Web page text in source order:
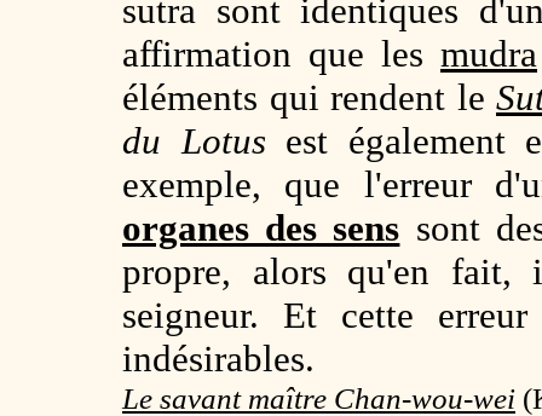
sutra sont identiques
affirmation que les mudra
éléments qui rendent le
du Lotus est également
exemple, que l'erreur
organes des sens sont
propre, alors qu'en
seigneur. Et cette
indésirables.
Le savant maître Chan-wou-wei